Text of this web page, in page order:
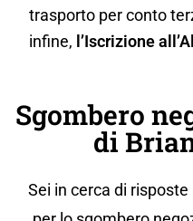
trasporto per conto
infine, l’Iscrizione
Sgombero
di
Sei in cerca di